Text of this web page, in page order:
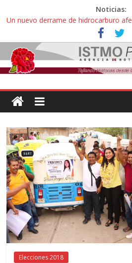
Noticias:
Un nuevo derrame de hidrocarburo
ahora pescadores de Salinas del
Pemex
Ángel, el joven autista expulsado por
Ixtepec, Oaxaca vuelve a las aulas
Familiares de periodista Alejandro
intelectuales de su asesinato
Alertan pescadores de Juchitán,
Pescadores y comuneros ikoots
material pétreo de gravera Oyamel
Elecciones 2018